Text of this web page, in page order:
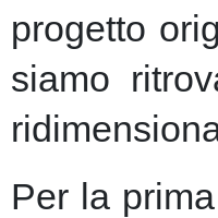
progetto
siamo
Per la